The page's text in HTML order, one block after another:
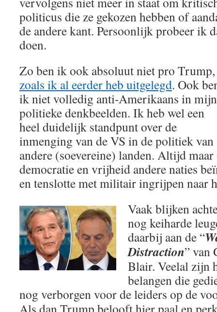
politicus die ze gekozen hebben of
de andere kant. Persoonlijk probeer ik
doen.
Zo ben ik ook absoluut niet pro Trump,
zoals ik al eerder heb uitgelegd. Ook
ik niet volledig anti-Amerikaans in mijn
politieke denkbeelden. Ik heb wel een
heel duidelijk standpunt over de
inmenging van de VS in de politiek van
andere (soevereine) landen. Altijd
democratie en vrijheid andere naties
en tenslotte met militair ingrijpen naar
Vaak blijken
nog keiharde
daarbij aan de “
Distraction” van
Blair. Veelal zijn
belangen die
nog verborgen voor de leiders op de
Als dan Trump belooft hier paal en